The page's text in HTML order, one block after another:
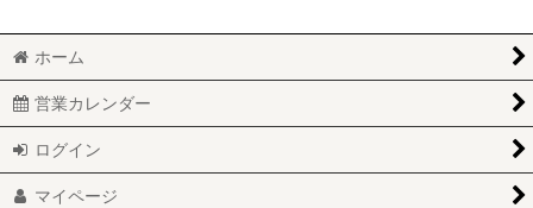
ホーム
営業カレンダー
ログイン
マイページ